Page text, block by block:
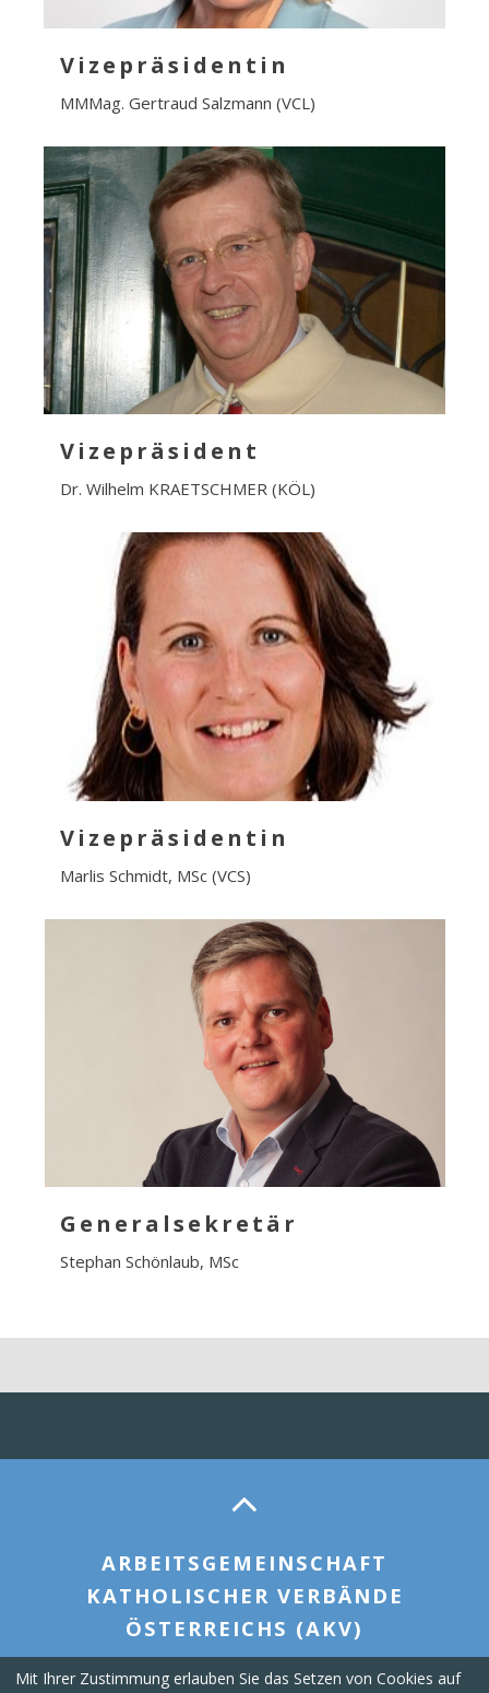
Vizepräsidentin
MMMag. Gertraud Salzmann (VCL)
Vizepräsident
Dr. Wilhelm KRAETSCHMER (KÖL)
Vizepräsidentin
Marlis Schmidt, MSc (VCS)
Generalsekretär
Stephan Schönlaub, MSc
ARBEITSGEMEINSCHAFT
KATHOLISCHER VERBÄNDE
ÖSTERREICHS (AKV)
office@akv.or.at +43 1 516 11 Spiegelgasse 3, 1010
Mit Ihrer Zustimmung erlauben Sie das Setzen von Cookies auf